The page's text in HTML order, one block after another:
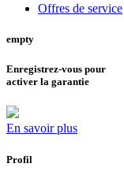
Offres de service
empty
Enregistrez-vous pour
activer la garantie
En savoir plus
Profil